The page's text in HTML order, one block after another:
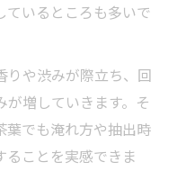
ているところも多いで
りや渋みが際立ち、回
増していきます。そ
葉でも淹れ方や抽出時
ることを実感できま